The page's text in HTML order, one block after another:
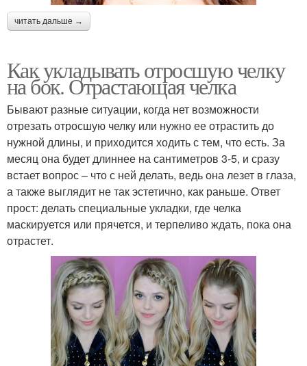
читать дальше →
Как укладывать отросшую челку
на бок. Отрастающая челка
Бывают разные ситуации, когда нет возможности
отрезать отросшую челку или нужно ее отрастить до
нужной длины, и приходится ходить с тем, что есть. За
месяц она будет длиннее на сантиметров 3-5, и сразу
встает вопрос – что с ней делать, ведь она лезет в глаза,
а также выглядит не так эстетично, как раньше. Ответ
прост: делать специальные укладки, где челка
маскируется или прячется, и терпеливо ждать, пока она
отрастет.